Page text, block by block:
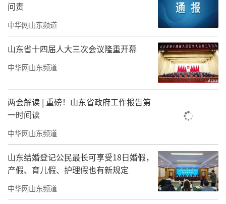
问责
中华网山东频道
山东省十四届人大三次会议隆重开幕
中华网山东频道
两会解读 | 重磅！山东省政府工作报告第
一时间读
中华网山东频道
山东结婚登记公民最长可享受18日婚假，
产假、育儿假、护理假也有新规定
中华网山东频道